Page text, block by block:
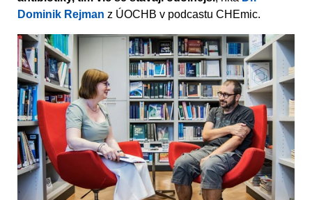
Dominik Rejman z ÚOCHB v podcastu CHEmic.